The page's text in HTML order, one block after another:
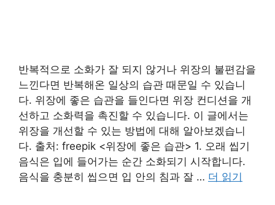
반복적으로 소화가 잘 되지 않거나 위장의 불편감을
느낀다면 반복해온 일상의 습관 때문일 수 있습니
다. 위장에 좋은 습관을 들인다면 위장 컨디션을 개
선하고 소화력을 촉진할 수 있습니다. 이 글에서는
위장을 개선할 수 있는 방법에 대해 알아보겠습니
다. 출처: freepik <위장에 좋은 습관> 1. 오래 씹기
음식은 입에 들어가는 순간 소화되기 시작합니다.
음식을 충분히 씹으면 입 안의 침과 잘 … 더 읽기